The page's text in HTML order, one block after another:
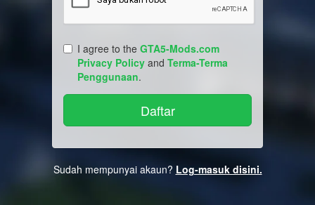
I agree to the GTA5-Mods.com
Privacy Policy and Terma-Terma
Penggunaan.
Sudah mempunyai akaun? Log-masuk disini.